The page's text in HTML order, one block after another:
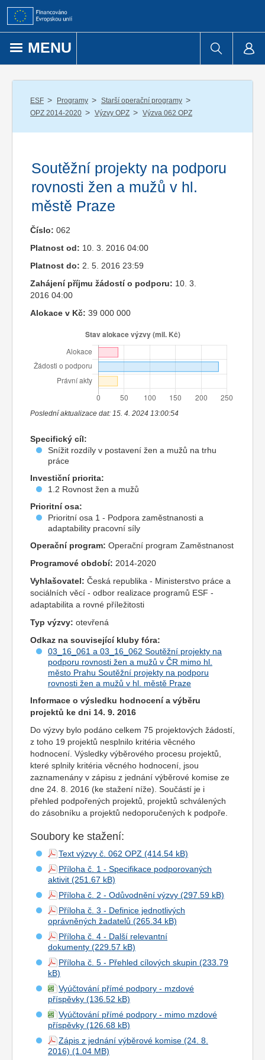
Přejít k obsahu
MENU
ESF / Programy / Starší operační programy /
OPZ 2014-2020 / Výzvy OPZ / Výzva 062 OPZ
Soutěžní projekty na podporu
rovnosti žen a mužů v hl.
městě Praze
Číslo: 062
Platnost od: 10. 3. 2016 04:00
Platnost do: 2. 5. 2016 23:59
Zahájení příjmu žádostí o podporu: 10. 3.
2016 04:00
Alokace v Kč: 39 000 000
Poslední aktualizace dat: 15. 4. 2024 13:00:54
Specifický cíl:
Snížit rozdíly v postavení žen a mužů na trhu
práce
Investiční priorita:
1.2 Rovnost žen a mužů
Prioritní osa:
Prioritní osa 1 - Podpora zaměstnanosti a
adaptability pracovní síly
Operační program: Operační program Zaměstnanost
Programové období: 2014-2020
Vyhlašovatel: Česká republika - Ministerstvo práce a
sociálních věcí - odbor realizace programů ESF -
adaptabilita a rovné příležitosti
Typ výzvy: otevřená
Odkaz na související kluby fóra:
03_16_061 a 03_16_062 Soutěžní projekty na
podporu rovnosti žen a mužů v ČR mimo hl.
město Prahu Soutěžní projekty na podporu
rovnosti žen a mužů v hl. městě Praze
Informace o výsledku hodnocení a výběru
projektů ke dni 14. 9. 2016
Do výzvy bylo podáno celkem 75 projektových žádostí,
z toho 19 projektů nesplnilo kritéria věcného
hodnocení. Výsledky výběrového procesu projektů,
které splnily kritéria věcného hodnocení, jsou
zaznamenány v zápisu z jednání výběrové komise ze
dne 24. 8. 2016 (ke stažení níže). Součástí je i
přehled podpořených projektů, projektů schválených
do zásobníku a projektů nedoporučených k podpoře.
Soubory ke stažení:
Text výzvy č. 062 OPZ
Příloha č. 1 - Specifikace podporovaných
aktivit
Příloha č. 2 - Odůvodnění výzvy
Příloha č. 3 - Definice jednotlivých
oprávněných žadatelů
Příloha č. 4 - Další relevantní
dokumenty
Příloha č. 5 - Přehled cílových skupin
Vyúčtování přímé podpory - mzdové
příspěvky
Vyúčtování přímé podpory - mimo mzdové
příspěvky
Zápis z jednání výběrové komise (24. 8.
2016)